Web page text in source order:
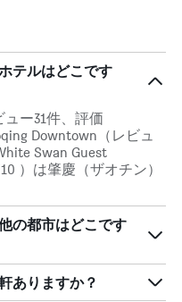
テルはどこです
ー31件、評価
Downtown（レビュ
Swan Guest
）は肇慶（ザオチン）
の都市はどこです
ありますか？